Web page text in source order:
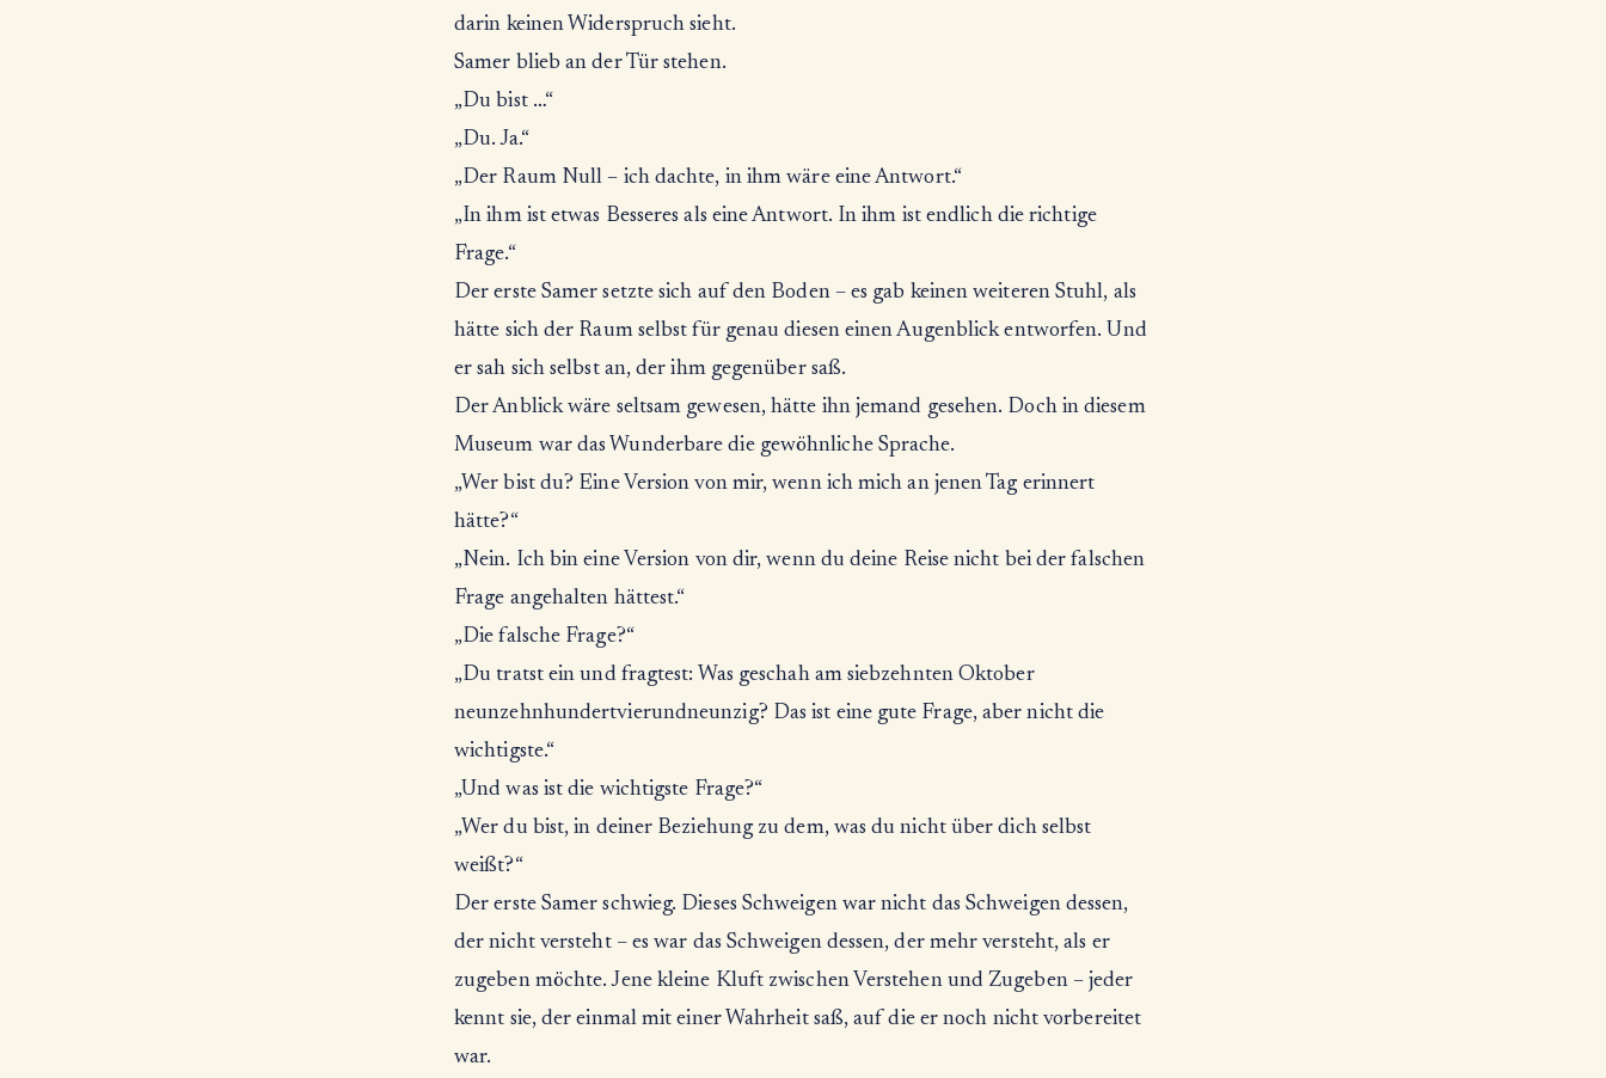
darin keinen Widerspruch sieht.
Samer blieb an der Tür stehen.
„Du bist …“
„Du. Ja.“
„Der Raum Null – ich dachte, in ihm wäre eine Antwort.“
„In ihm ist etwas Besseres als eine Antwort. In ihm ist endlich die richtige
Frage.“
Der erste Samer setzte sich auf den Boden – es gab keinen weiteren Stuhl, als
hätte sich der Raum selbst für genau diesen einen Augenblick entworfen. Und
er sah sich selbst an, der ihm gegenüber saß.
Der Anblick wäre seltsam gewesen, hätte ihn jemand gesehen. Doch in diesem
Museum war das Wunderbare die gewöhnliche Sprache.
„Wer bist du? Eine Version von mir, wenn ich mich an jenen Tag erinnert
hätte?“
„Nein. Ich bin eine Version von dir, wenn du deine Reise nicht bei der falschen
Frage angehalten hättest.“
„Die falsche Frage?“
„Du tratst ein und fragtest: Was geschah am siebzehnten Oktober
neunzehnhundertvierundneunzig? Das ist eine gute Frage, aber nicht die
wichtigste.“
„Und was ist die wichtigste Frage?“
„Wer du bist, in deiner Beziehung zu dem, was du nicht über dich selbst
weißt?“
Der erste Samer schwieg. Dieses Schweigen war nicht das Schweigen dessen,
der nicht versteht – es war das Schweigen dessen, der mehr versteht, als er
zugeben möchte. Jene kleine Kluft zwischen Verstehen und Zugeben – jeder
kennt sie, der einmal mit einer Wahrheit saß, auf die er noch nicht vorbereitet
war.